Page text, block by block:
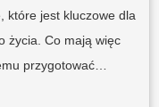
które jest kluczowe dla
życia. Co mają więc
przygotować…